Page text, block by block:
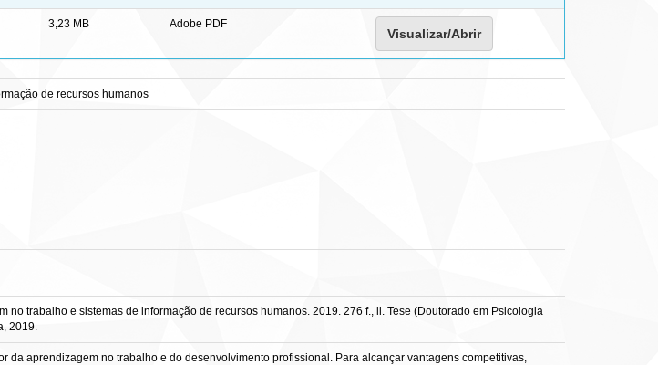
3,23 MB Adobe PDF
Visualizar/Abrir
de recursos humanos
no trabalho e sistemas de informação de recursos humanos. 2019. 276 f., il. Tese (Doutorado em Psicologia
2019.
da aprendizagem no trabalho e do desenvolvimento profissional. Para alcançar vantagens competitivas,